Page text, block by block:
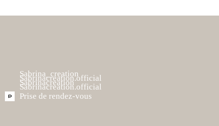
Sabrina_creation
Sabrinacreation.official
Sabrinacreation
Sabrinacreation.official
Prise de rendez-vous